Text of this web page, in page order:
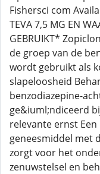
Fishersci com
TEVA 7,5 MG EN
GEBRUIKT*
de groep van de
wordt gebruikt als
slapeloosheid
benzodiazepine-
ge&iuml;ndiceerd
relevante ernst
geneesmiddel met
zorgt voor het
zenuwstelsel en